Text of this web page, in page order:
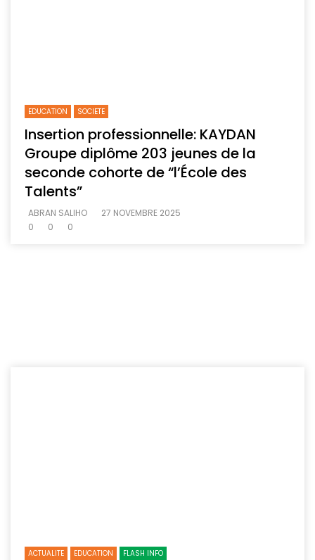
EDUCATION SOCIETE
Insertion professionnelle: KAYDAN
Groupe diplôme 203 jeunes de la
seconde cohorte de “l’École des
Talents”
ABRAN SALIHO
27 NOVEMBRE 2025
0
0 0
ACTUALITE EDUCATION FLASH INFO